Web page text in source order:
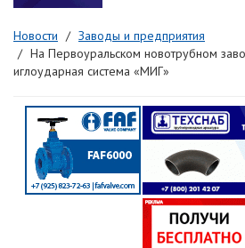
Новости
Заводы и предприятия
На Первоуральском новотрубном
иглоударная система «МИГ»